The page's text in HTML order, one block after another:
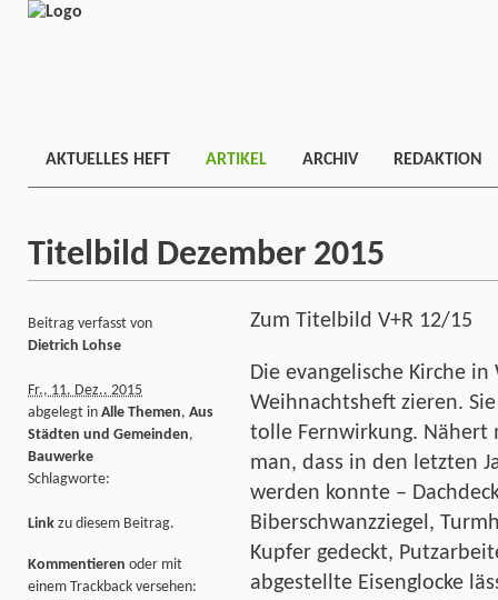
AKTUELLES HEFT ARTIKEL ARCHIV REDAKTION
Titelbild Dezember 2015
Zum Titelbild V+R 12/15
Die evangelische Kirche
Weihnachtsheft zieren.
tolle Fernwirkung. Nähert
man, dass in den letzten
werden konnte –
Biberschwanzziegel,
Kupfer gedeckt,
abgestellte Eisenglocke
Beitrag verfasst von
Dietrich Lohse
Fr., 11. Dez.. 2015
abgelegt in Alle Themen, Aus
Städten und Gemeinden,
Bauwerke
Schlagworte:
Link zu diesem Beitrag.
Kommentieren oder mit
einem Trackback versehen: